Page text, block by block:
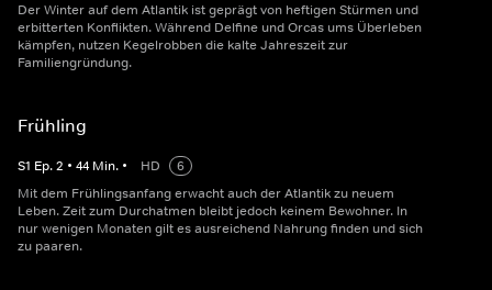
Der Winter auf dem Atlantik ist geprägt von heftigen Stürmen und
erbitterten Konflikten. Während Delfine und Orcas ums Überleben
kämpfen, nutzen Kegelrobben die kalte Jahreszeit zur
Familiengründung.
Frühling
S1 Ep.2 • 44 Min. • HD
6
Mit dem Frühlingsanfang erwacht auch der Atlantik zu neuem
Leben. Zeit zum Durchatmen bleibt jedoch keinem Bewohner. In
nur wenigen Monaten gilt es ausreichend Nahrung finden und sich
zu paaren.